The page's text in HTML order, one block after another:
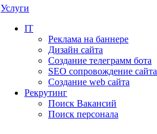
Услуги
IT
Реклама на баннере
Дизайн сайта
Создание телеграмм бота
SEO сопровождение сайта
Создание web сайта
Рекрутинг
Поиск Вакансий
Поиск персонала